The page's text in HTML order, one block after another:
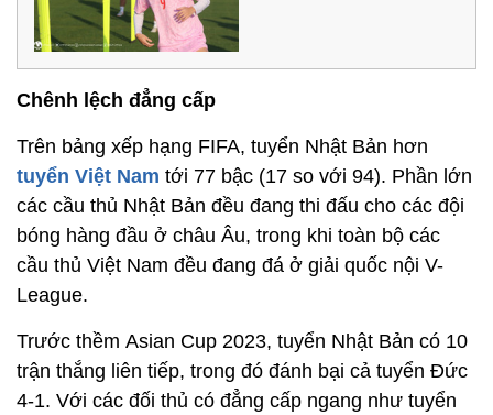
Chênh lệch đẳng cấp
Trên bảng xếp hạng FIFA, tuyển Nhật Bản hơn
tuyển Việt Nam tới 77 bậc (17 so với 94). Phần lớn
các cầu thủ Nhật Bản đều đang thi đấu cho các đội
bóng hàng đầu ở châu Âu, trong khi toàn bộ các
cầu thủ Việt Nam đều đang đá ở giải quốc nội V-
League.
Trước thềm Asian Cup 2023, tuyển Nhật Bản có 10
trận thắng liên tiếp, trong đó đánh bại cả tuyển Đức
4-1. Với các đối thủ có đẳng cấp ngang như tuyển